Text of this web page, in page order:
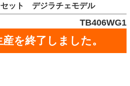
ット デジラチェモデル
TB406WG1
を終了しました。